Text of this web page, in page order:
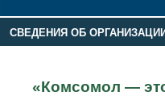
СВЕДЕНИЯ ОБ ОРГАНИЗАЦИИ
«Комсомол —